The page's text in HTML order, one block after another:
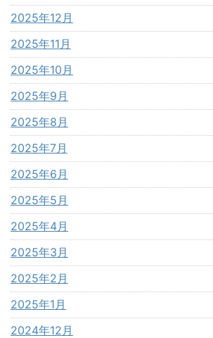
2025年12月
2025年11月
2025年10月
2025年9月
2025年8月
2025年7月
2025年6月
2025年5月
2025年4月
2025年3月
2025年2月
2025年1月
2024年12月